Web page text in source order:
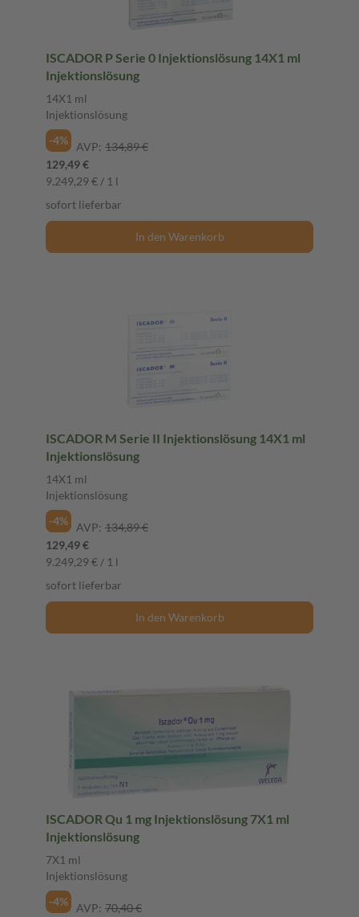
ISCADOR P Serie 0 Injektionslösung 14X1 ml
Injektionslösung
14X1 ml
Injektionslösung
-4%
AVP: 134,89 €
129,49 €
9.249,29 € / 1 l
sofort lieferbar
In den Warenkorb
ISCADOR M Serie II Injektionslösung 14X1 ml
Injektionslösung
14X1 ml
Injektionslösung
-4%
AVP: 134,89 €
129,49 €
9.249,29 € / 1 l
sofort lieferbar
In den Warenkorb
ISCADOR Qu 1 mg Injektionslösung 7X1 ml
Injektionslösung
7X1 ml
Injektionslösung
-4%
AVP: 70,40 €